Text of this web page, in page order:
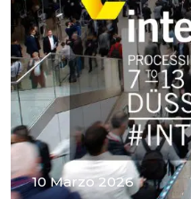
10 Marzo 2026